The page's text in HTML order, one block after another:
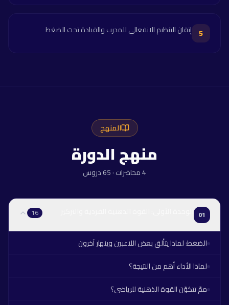
5 إتقان التنظيم الانفعالي للمدرب والقيادة تحت الضغط
المنهج
منهج الدورة
4محاضرات·
65دروس
01
16
الضغط: لماذا يتألق بعض اللاعبين وينهار آخرون
لماذا الأداء أهم من النتيجة؟
ممّ تتكوّن القوة الذهنية للرياضي؟